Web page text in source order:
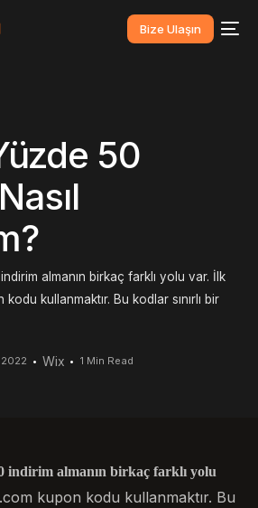
Bize Ulaşın
50
almanın birkaç farklı yolu var. İlk
kullanmaktır. Bu kodlar sınırlı bir
Wix 1 Min Read
indirim almanın birkaç farklı yolu
kupon kodu kullanmaktır. Bu